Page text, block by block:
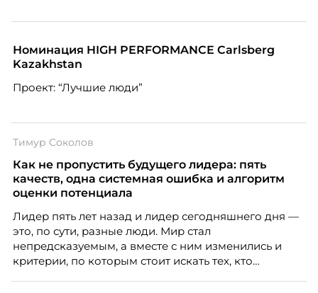
Номинация HIGH PERFORMANCE Carlsberg
Kazakhstan
Проект: “Лучшие люди”
Тимур Соколов
Как не пропустить будущего лидера: пять
качеств, одна системная ошибка и алгоритм
оценки потенциала
Лидер пять лет назад и лидер сегодняшнего дня —
это, по сути, разные люди. Мир стал
непредсказуемым, а вместе с ним изменились и
критерии, по которым стоит искать тех, кто